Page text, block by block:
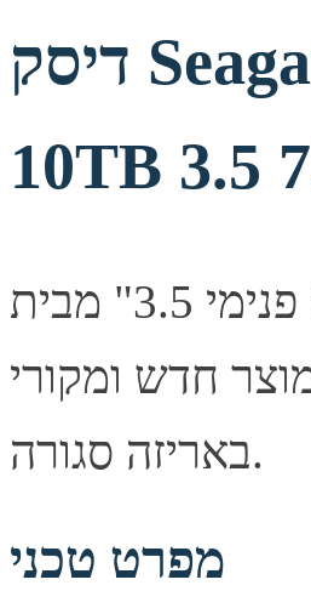
דיסק Seagate Skyhawk AI Survailance
10TB 3.5
דיסק קשיח פנימי 3.5" מבית Seagate בנפח 10TB. אחסון נפח
חדש ומקורי
באריזה סגורה.
מפרט טכני